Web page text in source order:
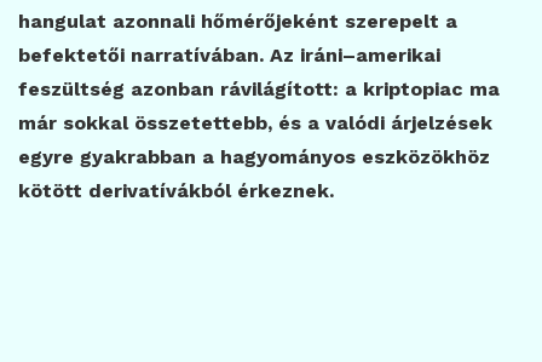
hangulat azonnali hőmérőjeként szerepelt a
befektetői narratívában. Az iráni–amerikai
feszültség azonban rávilágított: a kriptopiac ma
már sokkal összetettebb, és a valódi árjelzések
egyre gyakrabban a hagyományos eszközökhöz
kötött derivatívákból érkeznek.